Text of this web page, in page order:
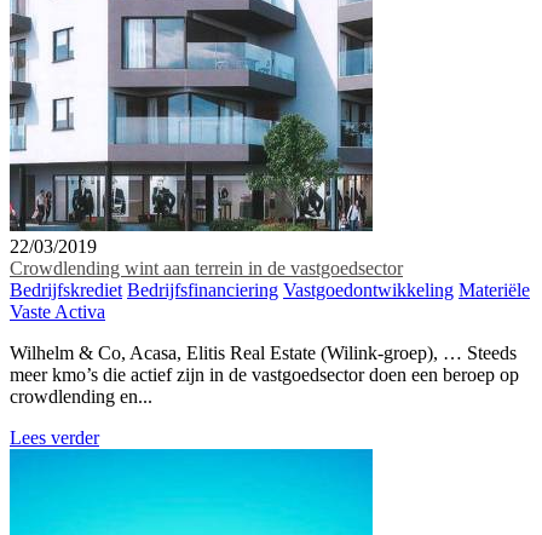
22/03/2019
Crowdlending wint aan terrein in de vastgoedsector
Bedrijfskrediet Bedrijfsfinanciering Vastgoedontwikkeling Materiële
Vaste Activa
Wilhelm & Co, Acasa, Elitis Real Estate (Wilink-groep), … Steeds
meer kmo’s die actief zijn in de vastgoedsector doen een beroep op
crowdlending en...
Lees verder